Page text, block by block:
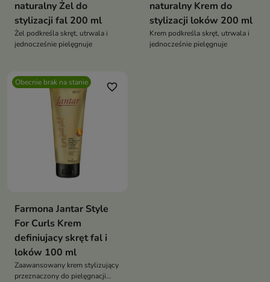
naturalny Żel do
stylizacji fal 200 ml
Żel podkreśla skręt, utrwala i
jednocześnie pielęgnuje
naturalny Krem do
stylizacji loków 200 ml
Krem podkreśla skręt, utrwala i
jednocześnie pielęgnuje
Obecnie brak na stanie favorite_border
Farmona Jantar Style
For Curls Krem
definiujacy skręt fal i
loków 100 ml
Zaawansowany krem stylizujący
przeznaczony do pielęgnacji